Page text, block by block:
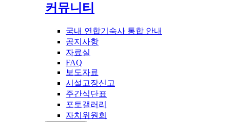
커뮤니티
국내 연합기숙사 통합 안내
공지사항
자료실
FAQ
보도자료
시설고장신고
주간식단표
포토갤러리
자치위원회